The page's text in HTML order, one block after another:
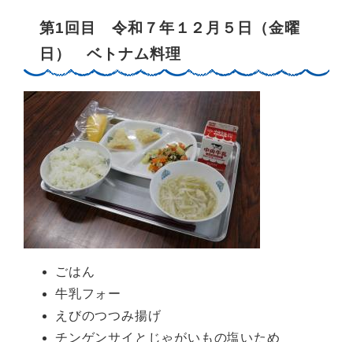
第1回目 令和７年１２月５日（金曜
日） ベトナム料理
ごはん
牛乳フォー
えびのつつみ揚げ
チンゲンサイとじゃがいもの塩いため